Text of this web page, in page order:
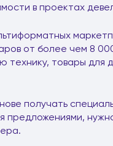
в проектах
от более чем 8
технику, товары для
получать
предложениями,